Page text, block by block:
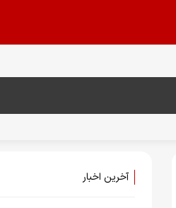
آخرین اخبار